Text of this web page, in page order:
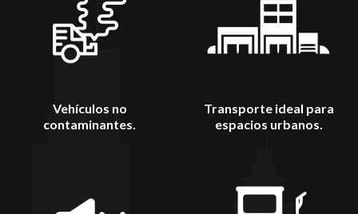
Vehículos no
contaminantes.
Transporte ideal para
espacios urbanos.